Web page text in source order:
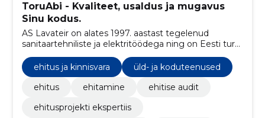
ToruAbi - Kvaliteet, usaldus ja mugavus
Sinu kodus.
AS Lavateir on alates 1997. aastast tegelenud
sanitaartehniliste ja elektritöödega ning on Eesti turul
tuntud kaubamärgi ToruAbi all, pakkudes
usaldusväärseid ja professionaalseid lahendusi.
ehitus ja kinnisvara
üld- ja koduteenused
ehitus
ehitamine
ehitise audit
ehitusprojekti ekspertiis